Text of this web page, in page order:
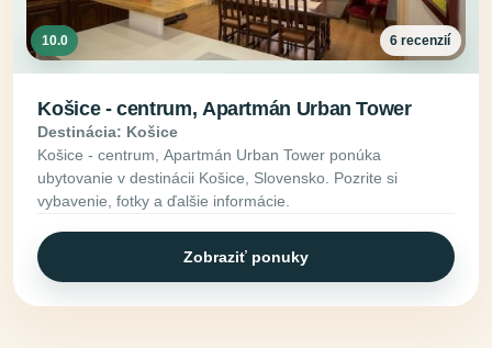
10.0 6 recenzií
Košice - centrum, Apartmán Urban Tower
Destinácia: Košice
Košice - centrum, Apartmán Urban Tower ponúka
ubytovanie v destinácii Košice, Slovensko. Pozrite si
vybavenie, fotky a ďalšie informácie.
Zobraziť ponuky